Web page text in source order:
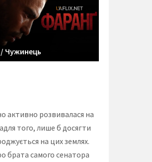
Чужинець
активно розвивалася на
того, лише б досягти
на цих землях.
брата самого сенатора